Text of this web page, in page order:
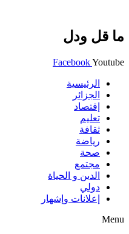
ما قل ودل
FacebookYoutube
الرئيسية
الجزائر
إقتصاد
تعليم
ثقافة
رياضة
صحة
مجتمع
الدين و الحياة
دولي
إعلانات وإشهار
Menu